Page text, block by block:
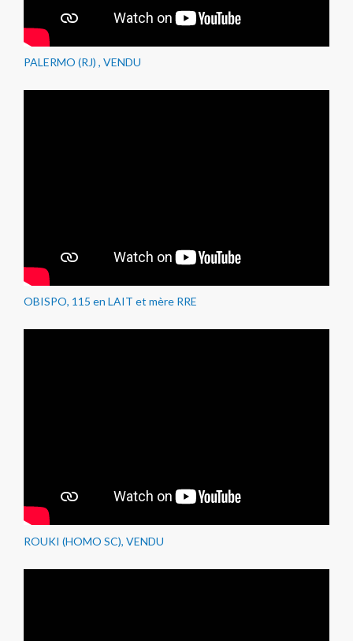
PALERMO (RJ) , VENDU
OBISPO, 115 en LAIT et mère RRE
ROUKI (HOMO SC), VENDU